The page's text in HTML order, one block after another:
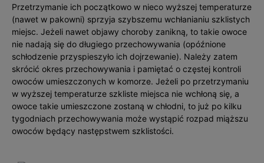
Przetrzymanie ich początkowo w nieco wyższej temperaturze
(nawet w pakowni) sprzyja szybszemu wchłanianiu szklistych
miejsc. Jeżeli nawet objawy choroby zanikną, to takie owoce
nie nadają się do długiego przechowywania (opóźnione
schłodzenie przyspieszyło ich dojrzewanie). Należy zatem
skrócić okres przechowywania i pamiętać o częstej kontroli
owoców umieszczonych w komorze. Jeżeli po przetrzymaniu
w wyższej temperaturze szkliste miejsca nie wchłoną się, a
owoce takie umieszczone zostaną w chłodni, to już po kilku
tygodniach przechowywania może wystąpić rozpad miąższu
owoców będący następstwem szklistości.